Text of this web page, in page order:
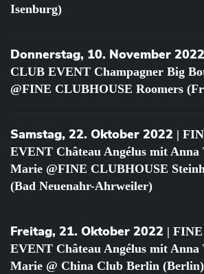
Isenburg)
Donnerstag, 10. November 2022
CLUB EVENT Champagner Big
@FINE CLUBHOUSE Roomers
Samstag, 22. Oktober 2022 |
EVENT Château Angélus mit Anna
Marie @FINE CLUBHOUSE
(Bad Neuenahr-Ahrweiler)
Freitag, 21. Oktober 2022 |
EVENT Château Angélus mit Anna
Marie @ China Club Berlin (Berlin)